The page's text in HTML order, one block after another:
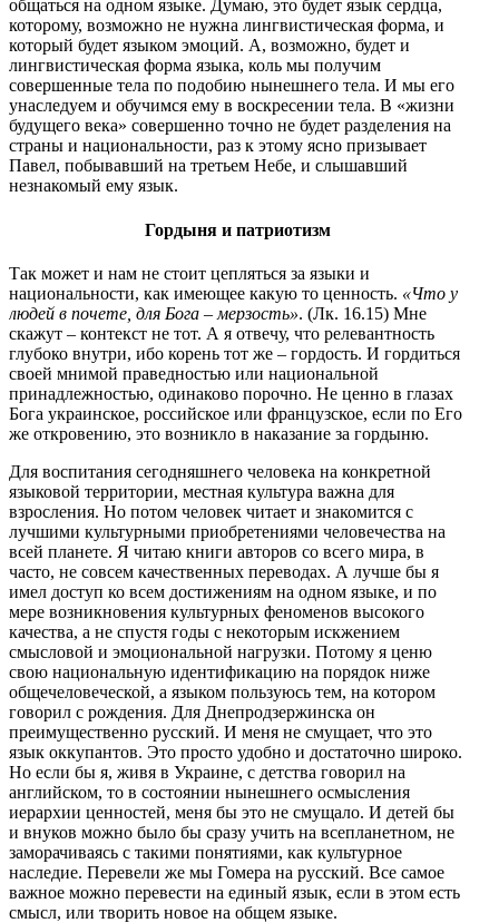
общаться на одном языке. Думаю, это будет язык сердца,
которому, возможно не нужна лингвистическая форма, и
который будет языком эмоций. А, возможно, будет и
лингвистическая форма языка, коль мы получим
совершенные тела по подобию нынешнего тела. И мы его
унаследуем и обучимся ему в воскресении тела. В «жизни
будущего века» совершенно точно не будет разделения на
страны и национальности, раз к этому ясно призывает
Павел, побывавший на третьем Небе, и слышавший
незнакомый ему язык.
Гордыня и патриотизм
Так может и нам не стоит цепляться за языки и
национальности, как имеющее какую то ценность. «Что у
людей в почете, для Бога – мерзость». (Лк. 16.15) Мне
скажут – контекст не тот. А я отвечу, что релевантность
глубоко внутри, ибо корень тот же – гордость. И гордиться
своей мнимой праведностью или национальной
принадлежностью, одинаково порочно. Не ценно в глазах
Бога украинское, российское или французское, если по Его
же откровению, это возникло в наказание за гордыню.
Для воспитания сегодняшнего человека на конкретной
языковой территории, местная культура важна для
взросления. Но потом человек читает и знакомится с
лучшими культурными приобретениями человечества на
всей планете. Я читаю книги авторов со всего мира, в
часто, не совсем качественных переводах. А лучше бы я
имел доступ ко всем достижениям на одном языке, и по
мере возникновения культурных феноменов высокого
качества, а не спустя годы с некоторым искжением
смысловой и эмоциональной нагрузки. Потому я ценю
свою национальную идентификацию на порядок ниже
общечеловеческой, а языком пользуюсь тем, на котором
говорил с рождения. Для Днепродзержинска он
преимущественно русский. И меня не смущает, что это
язык оккупантов. Это просто удобно и достаточно широко.
Но если бы я, живя в Украине, с детства говорил на
английском, то в состоянии нынешнего осмысления
иерархии ценностей, меня бы это не смущало. И детей бы
и внуков можно было бы сразу учить на всепланетном, не
заморачиваясь с такими понятиями, как культурное
наследие. Перевели же мы Гомера на русский. Все самое
важное можно перевести на единый язык, если в этом есть
смысл, или творить новое на общем языке.